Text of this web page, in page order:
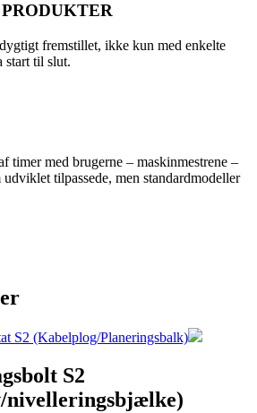
fremstillet, ikke kun med enkelte
start til slut.
timer med brugerne – maskinmestrene –
tilpassede, men standardmodeller
S2
nivelleringsbjælke)